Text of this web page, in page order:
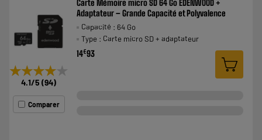
★★★★★
★★★★★
4.1/5 (94)
Comparer
Carte Mémoire micro SD 64 Go EDENWOOD +
Adaptateur – Grande Capacité et Polyvalence
Capacité : 64 Go
Type : Carte micro SD + adaptateur
14€93